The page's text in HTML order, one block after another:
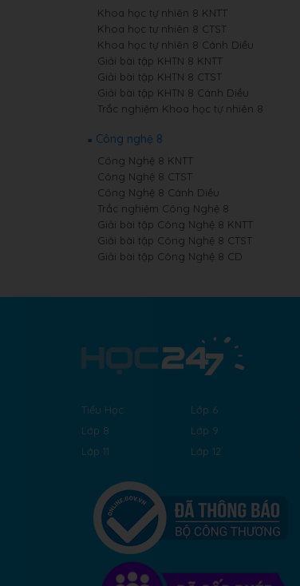
Khoa học tự nhiên 8 KNTT
Khoa học tự nhiên 8 CTST
Khoa học tự nhiên 8 Cánh Diều
Giải bài tập KHTN 8 KNTT
Giải bài tập KHTN 8 CTST
Giải bài tập KHTN 8 Cánh Diều
Trắc nghiệm Khoa học tự nhiên 8
Công nghệ 8
Công Nghệ 8 KNTT
Công Nghệ 8 CTST
Công Nghệ 8 Cánh Diều
Trắc nghiệm Công Nghệ 8
Giải bài tập Công Nghệ 8 KNTT
Giải bài tập Công Nghệ 8 CTST
Giải bài tập Công Nghệ 8 CD
Tiểu Học Lớp 6
Lớp 8
Lớp 9
Lớp 11
Lớp 12